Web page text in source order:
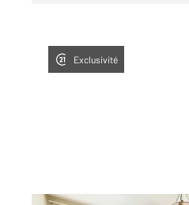
Exclusivité